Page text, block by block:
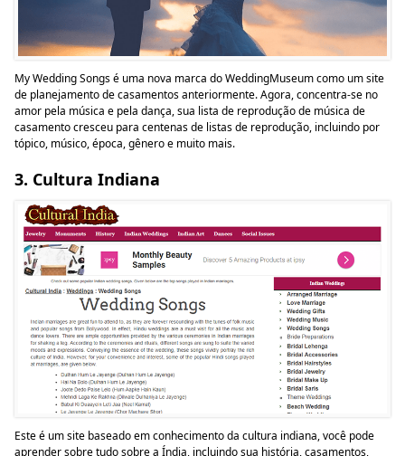
My Wedding Songs é uma nova marca do WeddingMuseum como um site
de planejamento de casamentos anteriormente. Agora, concentra-se no
amor pela música e pela dança, sua lista de reprodução de música de
casamento cresceu para centenas de listas de reprodução, incluindo por
tópico, músico, época, gênero e muito mais.
3. Cultura Indiana
Este é um site baseado em conhecimento da cultura indiana, você pode
aprender sobre tudo sobre a Índia, incluindo sua história, casamentos,